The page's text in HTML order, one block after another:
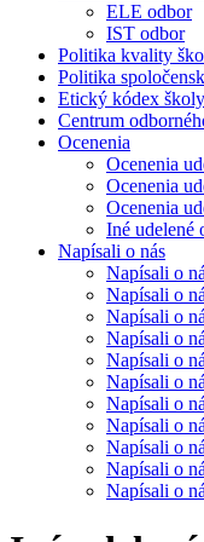
ELE odbor
IST odbor
Politika kvality
Politika
Etický kódex školy
Centrum
Ocenenia
Ocenenia
Ocenenia
Ocenenia
Iné udelené
Napísali o nás
Napísali o
Napísali o
Napísali o
Napísali o
Napísali o
Napísali o
Napísali o
Napísali o
Napísali o
Napísali o
Napísali o